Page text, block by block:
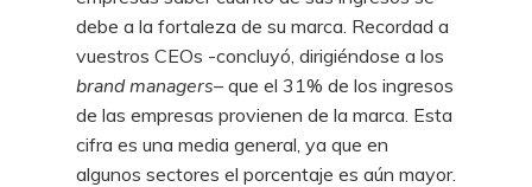
debe a la fortaleza de su marca. Recordad a
vuestros CEOs -concluyó, dirigiéndose a los
brand managers– que el 31% de los ingresos
de las empresas provienen de la marca. Esta
cifra es una media general, ya que en
algunos sectores el porcentaje es aún mayor.